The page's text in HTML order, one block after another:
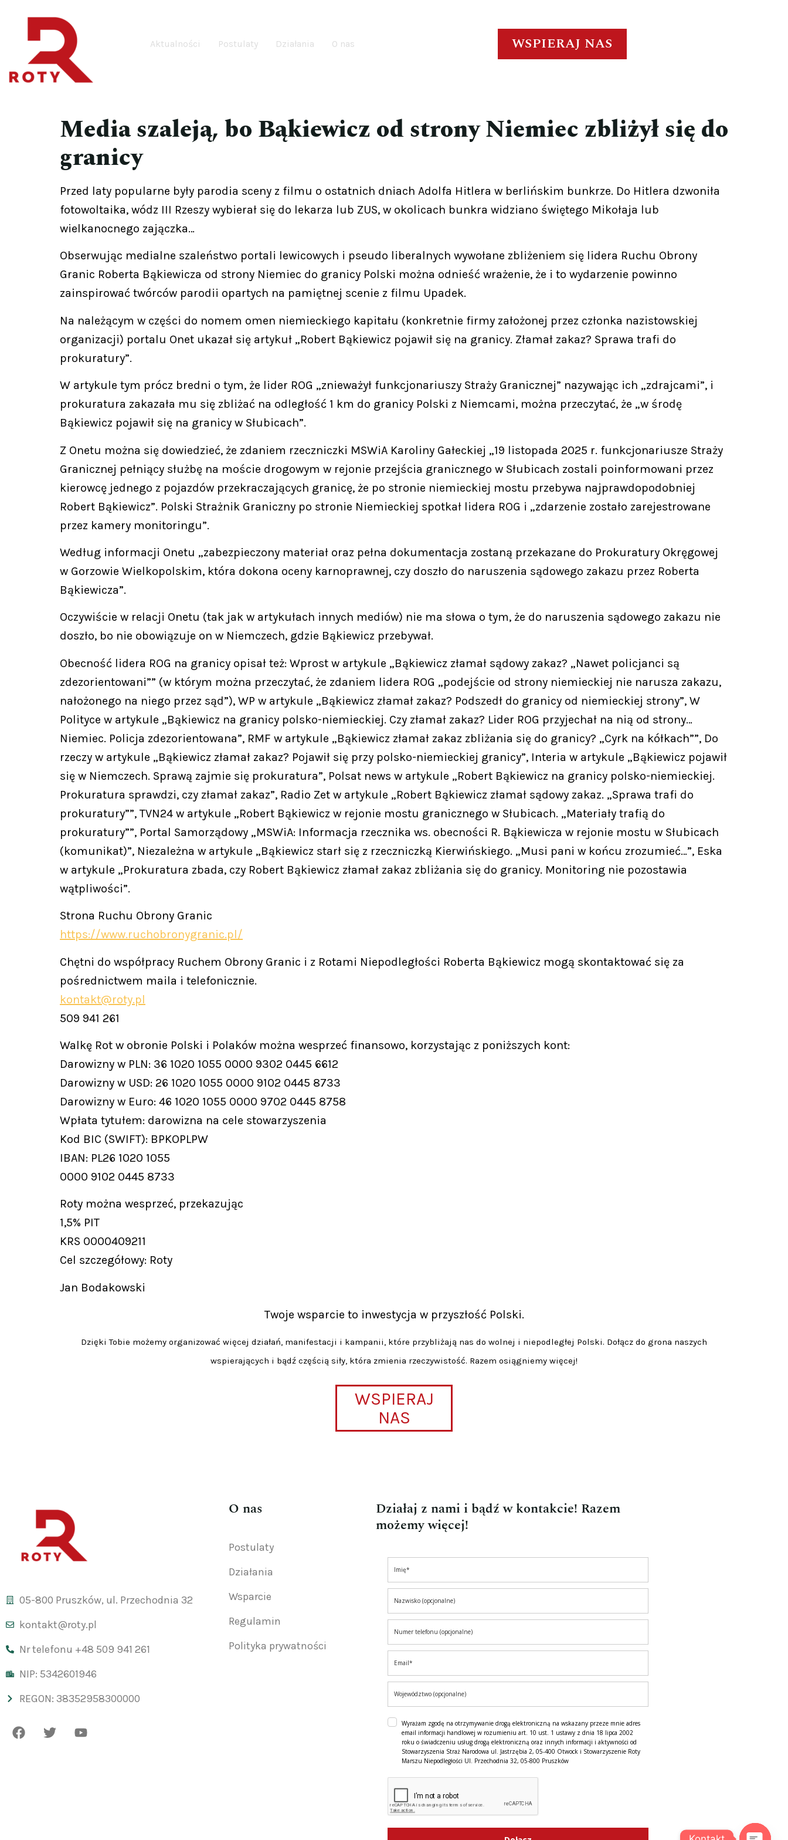
Aktualności Postulaty Działania O nas WSPIERAJ NAS
Media szaleją, bo Bąkiewicz od strony Niemiec zbliżył się do
granicy
Przed laty popularne były parodia sceny z filmu o ostatnich dniach Adolfa Hitlera w berlińskim bunkrze. Do Hitlera dzwoniła
fotowoltaika, wódz III Rzeszy wybierał się do lekarza lub ZUS, w okolicach bunkra widziano świętego Mikołaja lub
wielkanocnego zajączka…
Obserwując medialne szaleństwo portali lewicowych i pseudo liberalnych wywołane zbliżeniem się lidera Ruchu Obrony
Granic Roberta Bąkiewicza od strony Niemiec do granicy Polski można odnieść wrażenie, że i to wydarzenie powinno
zainspirować twórców parodii opartych na pamiętnej scenie z filmu Upadek.
Na należącym w części do nomem omen niemieckiego kapitału (konkretnie firmy założonej przez członka nazistowskiej
organizacji) portalu Onet ukazał się artykuł „Robert Bąkiewicz pojawił się na granicy. Złamał zakaz? Sprawa trafi do
prokuratury”.
W artykule tym prócz bredni o tym, że lider ROG „znieważył funkcjonariuszy Straży Granicznej” nazywając ich „zdrajcami”, i
prokuratura zakazała mu się zbliżać na odległość 1 km do granicy Polski z Niemcami, można przeczytać, że „w środę
Bąkiewicz pojawił się na granicy w Słubicach”.
Z Onetu można się dowiedzieć, że zdaniem rzeczniczki MSWiA Karoliny Gałeckiej „19 listopada 2025 r. funkcjonariusze Straży
Granicznej pełniący służbę na moście drogowym w rejonie przejścia granicznego w Słubicach zostali poinformowani przez
kierowcę jednego z pojazdów przekraczających granicę, że po stronie niemieckiej mostu przebywa najprawdopodobniej
Robert Bąkiewicz”. Polski Strażnik Graniczny po stronie Niemieckiej spotkał lidera ROG i „zdarzenie zostało zarejestrowane
przez kamery monitoringu”.
Według informacji Onetu „zabezpieczony materiał oraz pełna dokumentacja zostaną przekazane do Prokuratury Okręgowej
w Gorzowie Wielkopolskim, która dokona oceny karnoprawnej, czy doszło do naruszenia sądowego zakazu przez Roberta
Bąkiewicza”.
Oczywiście w relacji Onetu (tak jak w artykułach innych mediów) nie ma słowa o tym, że do naruszenia sądowego zakazu nie
doszło, bo nie obowiązuje on w Niemczech, gdzie Bąkiewicz przebywał.
Obecność lidera ROG na granicy opisał też: Wprost w artykule „Bąkiewicz złamał sądowy zakaz? „Nawet policjanci są
zdezorientowani”” (w którym można przeczytać, że zdaniem lidera ROG „podejście od strony niemieckiej nie narusza zakazu,
nałożonego na niego przez sąd”), WP w artykule „Bąkiewicz złamał zakaz? Podszedł do granicy od niemieckiej strony”, W
Polityce w artykule „Bąkiewicz na granicy polsko-niemieckiej. Czy złamał zakaz? Lider ROG przyjechał na nią od strony…
Niemiec. Policja zdezorientowana”, RMF w artykule „Bąkiewicz złamał zakaz zbliżania się do granicy? „Cyrk na kółkach””, Do
rzeczy w artykule „Bąkiewicz złamał zakaz? Pojawił się przy polsko-niemieckiej granicy”, Interia w artykule „Bąkiewicz pojawił
się w Niemczech. Sprawą zajmie się prokuratura”, Polsat news w artykule „Robert Bąkiewicz na granicy polsko-niemieckiej.
Prokuratura sprawdzi, czy złamał zakaz”, Radio Zet w artykule „Robert Bąkiewicz złamał sądowy zakaz. „Sprawa trafi do
prokuratury””, TVN24 w artykule „Robert Bąkiewicz w rejonie mostu granicznego w Słubicach. „Materiały trafią do
prokuratury””, Portal Samorządowy „MSWiA: Informacja rzecznika ws. obecności R. Bąkiewicza w rejonie mostu w Słubicach
(komunikat)”, Niezależna w artykule „Bąkiewicz starł się z rzeczniczką Kierwińskiego. „Musi pani w końcu zrozumieć…”, Eska
w artykule „Prokuratura zbada, czy Robert Bąkiewicz złamał zakaz zbliżania się do granicy. Monitoring nie pozostawia
wątpliwości”.
Strona Ruchu Obrony Granic
https://www.ruchobronygranic.pl/
Chętni do współpracy Ruchem Obrony Granic i z Rotami Niepodległości Roberta Bąkiewicz mogą skontaktować się za
pośrednictwem maila i telefonicznie.
kontakt@roty.pl
509 941 261
Walkę Rot w obronie Polski i Polaków można wesprzeć finansowo, korzystając z poniższych kont:
Darowizny w PLN: 36 1020 1055 0000 9302 0445 6612
Darowizny w USD: 26 1020 1055 0000 9102 0445 8733
Darowizny w Euro: 46 1020 1055 0000 9702 0445 8758
Wpłata tytułem: darowizna na cele stowarzyszenia
Kod BIC (SWIFT): BPKOPLPW
IBAN: PL26 1020 1055
0000 9102 0445 8733
Roty można wesprzeć, przekazując
1,5% PIT
KRS 0000409211
Cel szczegółowy: Roty
Jan Bodakowski
Twoje wsparcie to inwestycja w przyszłość Polski.
Dzięki Tobie możemy organizować więcej działań, manifestacji i kampanii, które przybliżają nas do wolnej i niepodległej Polski. Dołącz do grona naszych
wspierających i bądź częścią siły, która zmienia rzeczywistość. Razem osiągniemy więcej!
WSPIERAJ
NAS
05-800 Pruszków, ul. Przechodnia 32
kontakt@roty.pl
Nr telefonu +48 509 941 261
NIP: 5342601946
REGON: 38352958300000
O nas
Postulaty
Działania
Wsparcie
Regulamin
Polityka prywatności
Działaj z nami i bądź w kontakcie! Razem
możemy więcej!
Wyrażam zgodę na otrzymywanie drogą elektroniczną na wskazany przeze mnie adres
email informacji handlowej w rozumieniu art. 10 ust. 1 ustawy z dnia 18 lipca 2002
roku o świadczeniu usług drogą elektroniczną oraz innych informacji i aktywności od
Stowarzyszenia Straż Narodowa ul. Jastrzębia 2, 05-400 Otwock i Stowarzyszenie Roty
Marszu Niepodległości Ul. Przechodnia 32, 05-800 Pruszków